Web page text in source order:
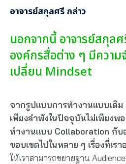
อาจารย์สกุลศรี กล่าว
นอกจากนี้ อาจารย์สกุล
องค์กรสื่อต่าง ๆ มีความ
เปลี่ยน Mindset
จากรูปแบบการทำงานแบบเดิม
เพียงลำพังในปัจจุบันไม่เพียงพ
ทำงานแบบ Collaboration กับ
ขอบเขตไปในหลาย ๆ เรื่องที่เร
ให้เราสามารถขยายฐาน